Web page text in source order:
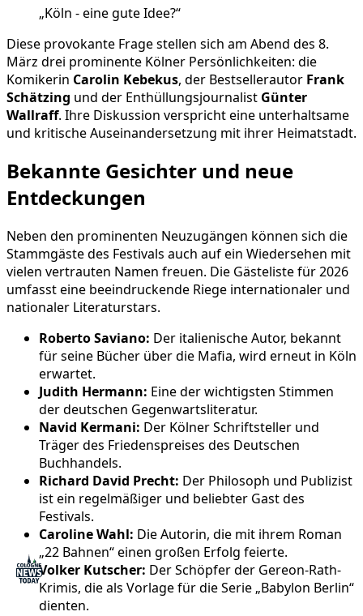
„Köln - eine gute Idee?“
Diese provokante Frage stellen sich am Abend des 8.
März drei prominente Kölner Persönlichkeiten: die
Komikerin Carolin Kebekus, der Bestsellerautor Frank
Schätzing und der Enthüllungsjournalist Günter
Wallraff. Ihre Diskussion verspricht eine unterhaltsame
und kritische Auseinandersetzung mit ihrer Heimatstadt.
Bekannte Gesichter und neue
Entdeckungen
Neben den prominenten Neuzugängen können sich die
Stammgäste des Festivals auch auf ein Wiedersehen mit
vielen vertrauten Namen freuen. Die Gästeliste für 2026
umfasst eine beeindruckende Riege internationaler und
nationaler Literaturstars.
Roberto Saviano: Der italienische Autor, bekannt
für seine Bücher über die Mafia, wird erneut in Köln
erwartet.
Judith Hermann: Eine der wichtigsten Stimmen
der deutschen Gegenwartsliteratur.
Navid Kermani: Der Kölner Schriftsteller und
Träger des Friedenspreises des Deutschen
Buchhandels.
Richard David Precht: Der Philosoph und Publizist
ist ein regelmäßiger und beliebter Gast des
Festivals.
Caroline Wahl: Die Autorin, die mit ihrem Roman
„22 Bahnen“ einen großen Erfolg feierte.
Volker Kutscher: Der Schöpfer der Gereon-Rath-
Krimis, die als Vorlage für die Serie „Babylon Berlin“
dienten.